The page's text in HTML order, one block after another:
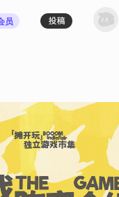
员
布内容动态/评论
登录 / 注册